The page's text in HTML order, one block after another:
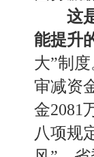
这是
能提升
大”制
审减资
金2081
八项规